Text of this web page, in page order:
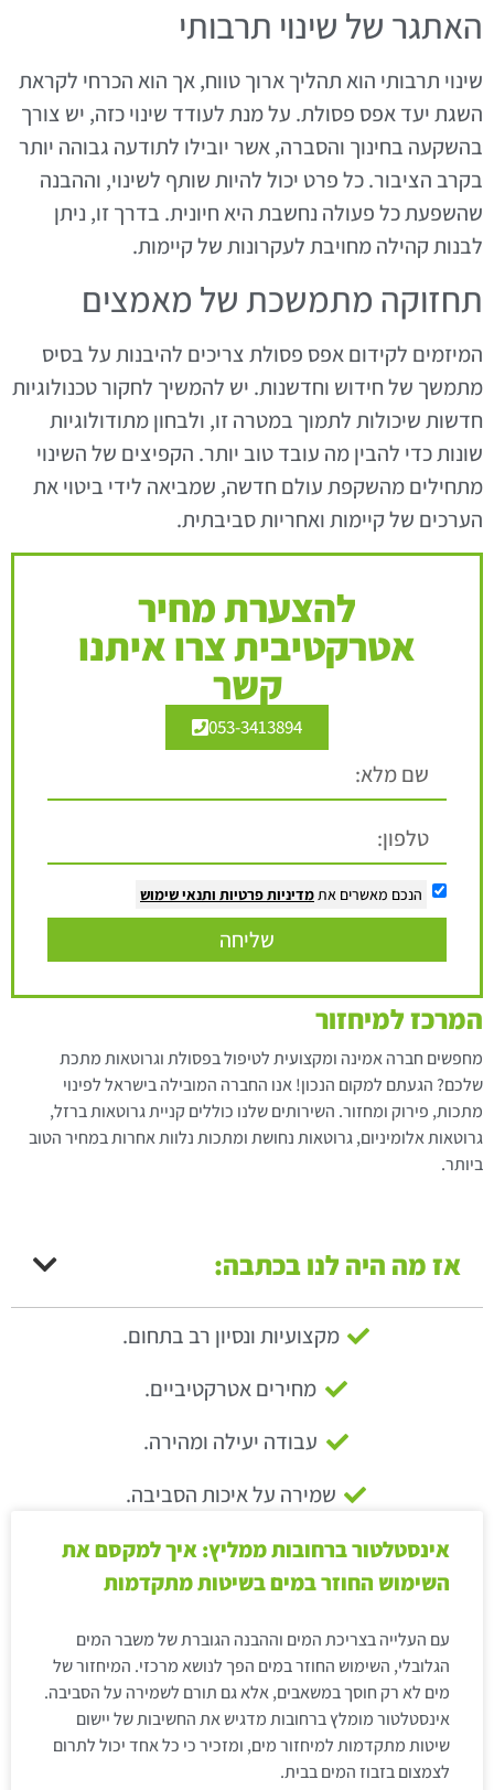
האתגר של שינוי תרבותי
שינוי תרבותי הוא תהליך ארוך טווח, אך הוא הכרחי לקראת
השגת יעד אפס פסולת. על מנת לעודד שינוי כזה, יש צורך
בהשקעה בחינוך והסברה, אשר יובילו לתודעה גבוהה יותר
בקרב הציבור. כל פרט יכול להיות שותף לשינוי, וההבנה
שהשפעת כל פעולה נחשבת היא חיונית. בדרך זו, ניתן
לבנות קהילה מחויבת לעקרונות של קיימות.
תחזוקה מתמשכת של מאמצים
המיזמים לקידום אפס פסולת צריכים להיבנות על בסיס
מתמשך של חידוש וחדשנות. יש להמשיך לחקור טכנולוגיות
חדשות שיכולות לתמוך במטרה זו, ולבחון מתודולוגיות
שונות כדי להבין מה עובד טוב יותר. הקפיצים של השינוי
מתחילים מהשקפת עולם חדשה, שמביאה לידי ביטוי את
הערכים של קיימות ואחריות סביבתית.
להצערת מחיר
אטרקטיבית צרו איתנו
קשר
053-3413894
הנכם מאשרים אתמדיניות פרטיות ותנאי שימוש
שליחה
המרכז למיחזור
מחפשים חברה אמינה ומקצועית לטיפול בפסולת וגרוטאות מתכת
שלכם? הגעתם למקום הנכון! אנו החברה המובילה בישראל לפינוי
מתכות, פירוק ומחזור. השירותים שלנו כוללים קניית גרוטאות ברזל,
גרוטאות אלומיניום, גרוטאות נחושת ומתכות נלוות אחרות במחיר הטוב
ביותר.
אז מה היה לנו בכתבה:
מקצועיות ונסיון רב בתחום.
מחירים אטרקטיביים.
עבודה יעילה ומהירה.
שמירה על איכות הסביבה.
אינסטלטור ברחובות ממליץ: איך למקסם את
השימוש החוזר במים בשיטות מתקדמות
עם העלייה בצריכת המים וההבנה הגוברת של משבר המים
הגלובלי, השימוש החוזר במים הפך לנושא מרכזי. המיחזור של
מים לא רק חוסך במשאבים, אלא גם תורם לשמירה על הסביבה.
אינסטלטור מומלץ ברחובות מדגיש את החשיבות של יישום
שיטות מתקדמות למיחזור מים, ומזכיר כי כל אחד יכול לתרום
לצמצום בזבוז המים בבית.